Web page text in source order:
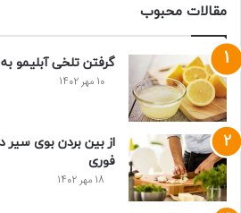
مقالات محبوب
گرفتن تلخی آبلیمو به 5 روش ساده و فوری
10 مهر 1402
فوری
18 مهر 1402